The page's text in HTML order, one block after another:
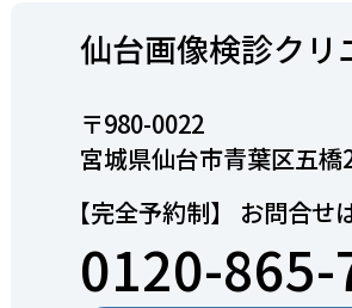
仙台画像検診クリ
〒980-0022
宮城県仙台市青葉区五橋
【完全予約制】 お問合せ
0120-865-